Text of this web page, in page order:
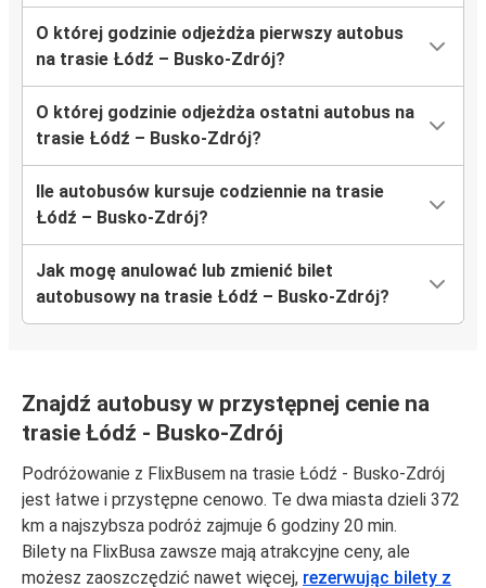
O której godzinie odjeżdża pierwszy autobus
na trasie Łódź – Busko-Zdrój?
O której godzinie odjeżdża ostatni autobus na
trasie Łódź – Busko-Zdrój?
Ile autobusów kursuje codziennie na trasie
Łódź – Busko-Zdrój?
Jak mogę anulować lub zmienić bilet
autobusowy na trasie Łódź – Busko-Zdrój?
Znajdź autobusy w przystępnej cenie na
trasie Łódź - Busko-Zdrój
Podróżowanie z FlixBusem na trasie Łódź - Busko-Zdrój
jest łatwe i przystępne cenowo. Te dwa miasta dzieli 372
km a najszybsza podróż zajmuje 6 godziny 20 min.
Bilety na FlixBusa zawsze mają atrakcyjne ceny, ale
możesz zaoszczędzić nawet więcej, rezerwując bilety z